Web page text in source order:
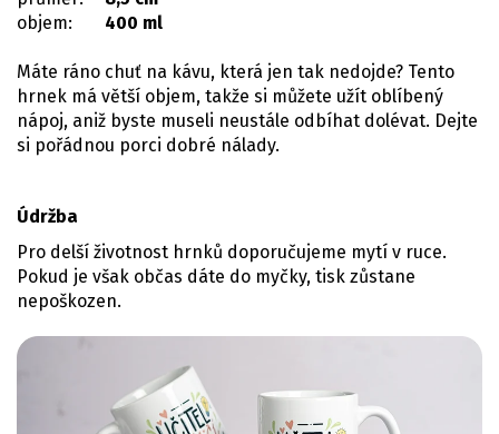
objem:
400 ml
Máte ráno chuť na kávu, která jen tak nedojde? Tento
hrnek má větší objem, takže si můžete užít oblíbený
nápoj, aniž byste museli neustále odbíhat dolévat. Dejte
si pořádnou porci dobré nálady.
Údržba
Pro delší životnost hrnků doporučujeme mytí v ruce.
Pokud je však občas dáte do myčky, tisk zůstane
nepoškozen.